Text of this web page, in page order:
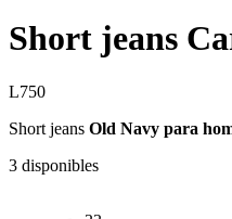
Short jeans
L750
Short jeans Old Navy para
3 disponibles